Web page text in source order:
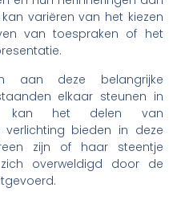
variëren van het kiezen
van toespraken of het
aan deze belangrijke
elkaar steunen in
kan het delen van
verlichting bieden in deze
zijn of haar steentje
overweldigd door de